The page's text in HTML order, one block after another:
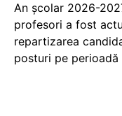
An școlar 2026-
profesori a fost
repartizarea
posturi pe perioadă